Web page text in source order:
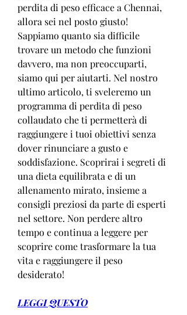
perdita di peso efficace a Chennai,
allora sei nel posto giusto!
Sappiamo quanto sia difficile
trovare un metodo che funzioni
davvero, ma non preoccuparti,
siamo qui per aiutarti. Nel nostro
ultimo articolo, ti sveleremo un
programma di perdita di peso
collaudato che ti permetterà di
raggiungere i tuoi obiettivi senza
dover rinunciare a gusto e
soddisfazione. Scoprirai i segreti di
una dieta equilibrata e di un
allenamento mirato, insieme a
consigli preziosi da parte di esperti
nel settore. Non perdere altro
tempo e continua a leggere per
scoprire come trasformare la tua
vita e raggiungere il peso
desiderato!
LEGGI QUESTO